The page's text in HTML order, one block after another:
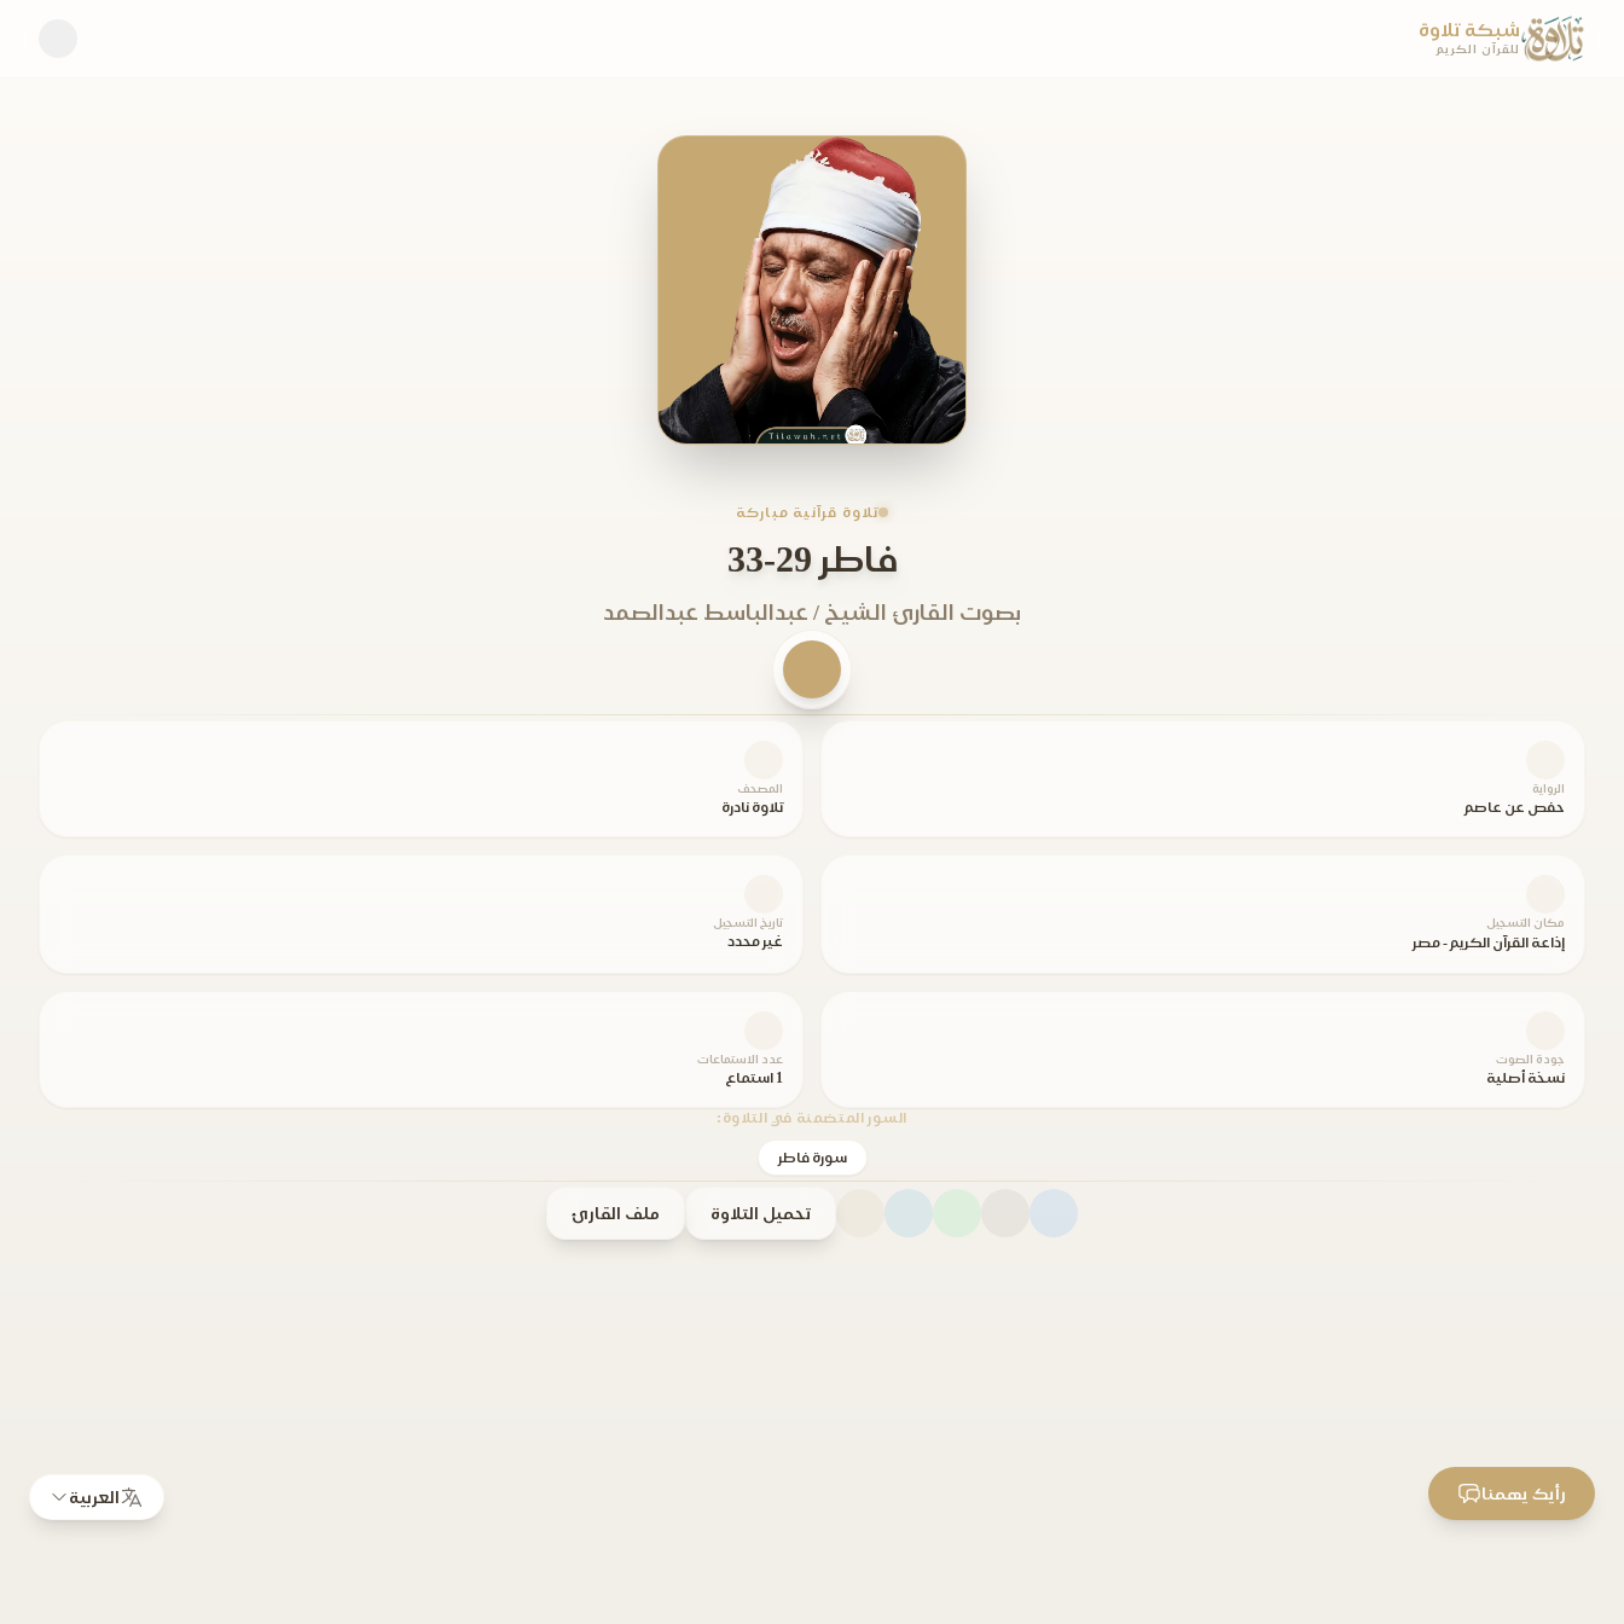
شبكة تلاوة
للقرآن الكريم
تلاوة قرآنية مباركة
فاطر 29-33
بصوت القارئ الشيخ / عبدالباسط عبدالصمد
الرواية
حفص عن عاصم
المصحف
تلاوة نادرة
مكان التسجيل
إذاعة القرآن الكريم - مصر
تاريخ التسجيل
غير محدد
جودة الصوت
نسخة أصلية
عدد الاستماعات
1 استماع
السور المتضمنة في التلاوة:
سورة فاطر
تحميل التلاوة ملف القارئ
العربية رأيك يهمنا